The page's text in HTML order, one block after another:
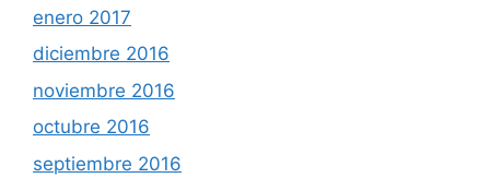
enero 2017
diciembre 2016
noviembre 2016
octubre 2016
septiembre 2016